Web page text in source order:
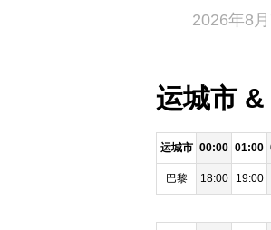
2026年8
运城市
运城市 00:00 01:00
巴黎 18:00 19:00